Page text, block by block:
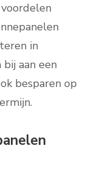
in
aan een
besparen op